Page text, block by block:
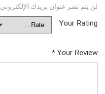
لن يتم نشر عنوان بريدك الإلكتروني.
Your Rating
Your Review
*